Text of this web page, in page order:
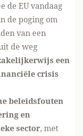
de EU vandaag
de poging om
van een
de weg
een
crisis
beleidsfouten
en
sector, met